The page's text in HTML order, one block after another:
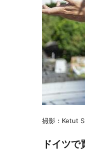
撮影：Ketut
ドイツ